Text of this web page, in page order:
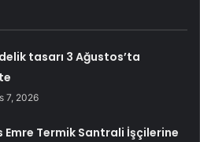
tasarı 3 Ağustos’ta
7, 2026
Emre Termik Santrali İşçilerine